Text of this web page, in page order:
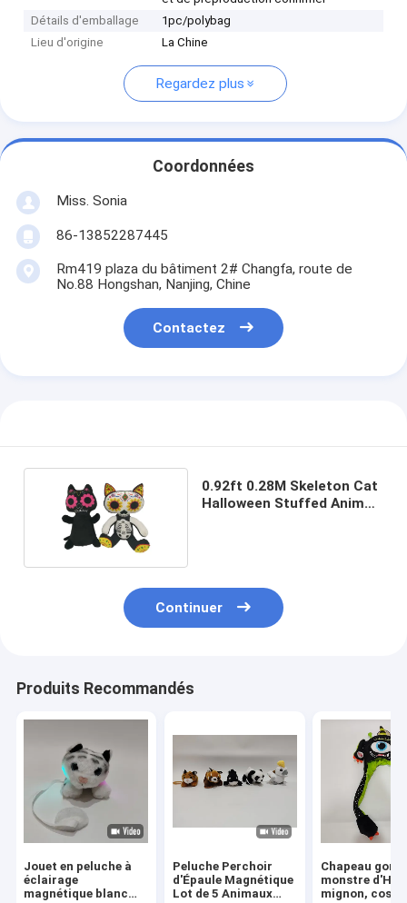
Détails d'emballage
1pc/polybag
Lieu d'origine
La Chine
Regardez plus
Coordonnées
Miss. Sonia
86-13852287445
Rm419 plaza du bâtiment 2# Changfa, route de
No.88 Hongshan, Nanjing, Chine
Contactez
0.92ft 0.28M Skeleton Cat
Halloween Stuffed Animal
Continuer
Produits Recommandés
Jouet en peluche à
éclairage
magnétique blanc
Peluche Perchoir
d'Épaule Magnétique
Lot de 5 Animaux
Chapeau
monstre
mignon,